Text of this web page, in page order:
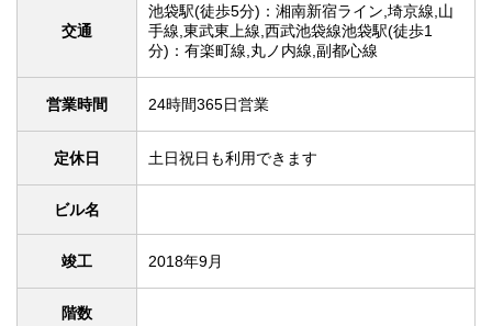
交通
池袋駅(徒歩5分)：湘南新宿ライン,埼京線,山
手線,東武東上線,西武池袋線池袋駅(徒歩1
分)：有楽町線,丸ノ内線,副都心線
営業時間 24時間365日営業
定休日 土日祝日も利用できます
ビル名
竣工 2018年9月
階数